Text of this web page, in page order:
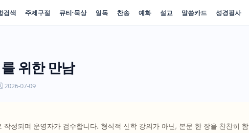
검색 주제구절 큐티·묵상 일독 찬송 예화 설교 말씀카드 성경필사
위한 만남
2026-07-09
작성되며 운영자가 검수합니다. 형식적 신학 강의가 아닌, 본문 한 장을 찬찬히 함